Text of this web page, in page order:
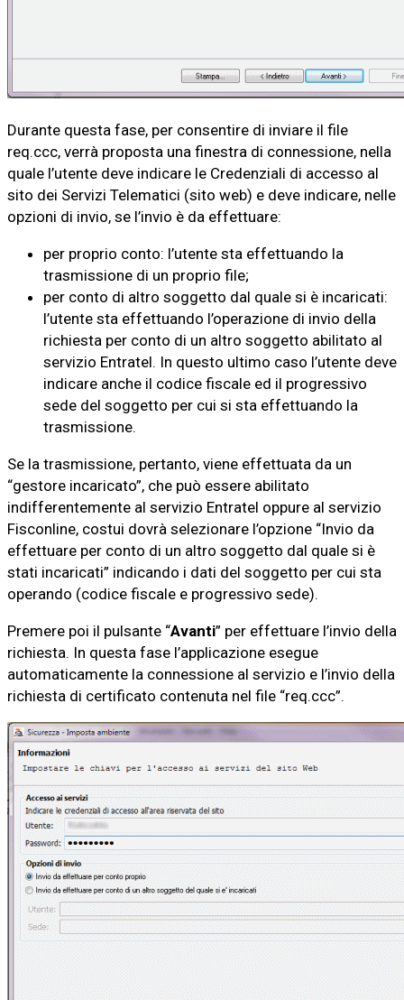
Durante questa fase, per consentire di inviare il file
req.ccc, verrà proposta una finestra di connessione, nella
quale l’utente deve indicare le Credenziali di accesso al
sito dei Servizi Telematici (sito web) e deve indicare, nelle
opzioni di invio, se l’invio è da effettuare:
per proprio conto: l’utente sta effettuando la
trasmissione di un proprio file;
per conto di altro soggetto dal quale si è incaricati:
l’utente sta effettuando l’operazione di invio della
richiesta per conto di un altro soggetto abilitato al
servizio Entratel. In questo ultimo caso l’utente deve
indicare anche il codice fiscale ed il progressivo
sede del soggetto per cui si sta effettuando la
trasmissione.
Se la trasmissione, pertanto, viene effettuata da un
“gestore incaricato”, che può essere abilitato
indifferentemente al servizio Entratel oppure al servizio
Fisconline, costui dovrà selezionare l’opzione “Invio da
effettuare per conto di un altro soggetto dal quale si è
stati incaricati” indicando i dati del soggetto per cui sta
operando (codice fiscale e progressivo sede).
Premere poi il pulsante “Avanti” per effettuare l’invio della
richiesta. In questa fase l’applicazione esegue
automaticamente la connessione al servizio e l’invio della
richiesta di certificato contenuta nel file “req.ccc”.